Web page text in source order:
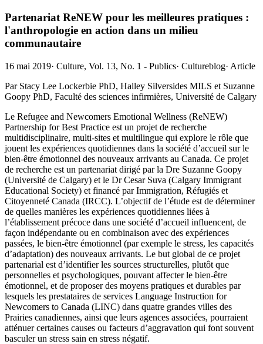
Partenariat ReNEW pour les meilleures pratiques :
l'anthropologie en action dans un milieu
communautaire
16 mai 2019· Culture, Vol. 13, No. 1 - Publics· Cultureblog· Article
Par Stacy Lee Lockerbie PhD, Halley Silversides MILS et Suzanne
Goopy PhD, Faculté des sciences infirmières, Université de Calgary
Le Refugee and Newcomers Emotional Wellness (ReNEW)
Partnership for Best Practice est un projet de recherche
multidisciplinaire, multi-sites et multilingue qui explore le rôle que
jouent les expériences quotidiennes dans la société d’accueil sur le
bien‑être émotionnel des nouveaux arrivants au Canada. Ce projet
de recherche est un partenariat dirigé par la Dre Suzanne Goopy
(Université de Calgary) et le Dr Cesar Suva (Calgary Immigrant
Educational Society) et financé par Immigration, Réfugiés et
Citoyenneté Canada (IRCC). L’objectif de l’étude est de déterminer
de quelles manières les expériences quotidiennes liées à
l’établissement précoce dans une société d’accueil influencent, de
façon indépendante ou en combinaison avec des expériences
passées, le bien‑être émotionnel (par exemple le stress, les capacités
d’adaptation) des nouveaux arrivants. Le but global de ce projet
partenarial est d’identifier les sources structurelles, plutôt que
personnelles et psychologiques, pouvant affecter le bien‑être
émotionnel, et de proposer des moyens pratiques et durables par
lesquels les prestataires de services Language Instruction for
Newcomers to Canada (LINC) dans quatre grandes villes des
Prairies canadiennes, ainsi que leurs agences associées, pourraient
atténuer certaines causes ou facteurs d’aggravation qui font souvent
basculer un stress sain en stress négatif.